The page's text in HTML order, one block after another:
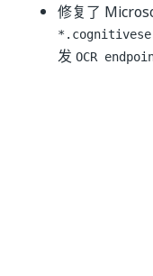
修复了
发 OCR